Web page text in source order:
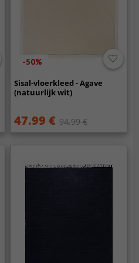
-50%
Sisal-vloerkleed - Agave
(natuurlijk wit)
47.99 € 94.99 €